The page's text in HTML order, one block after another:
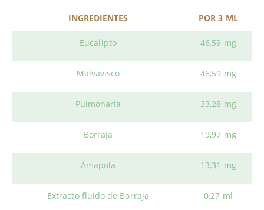
INGREDIENTES POR 3 ML
Eucalipto 46,59 mg
Malvavisco 46,59 mg
Pulmonaria 33,28 mg
Borraja 19,97 mg
Amapola 13,31 mg
Extracto fluido de Borraja 0,27 ml